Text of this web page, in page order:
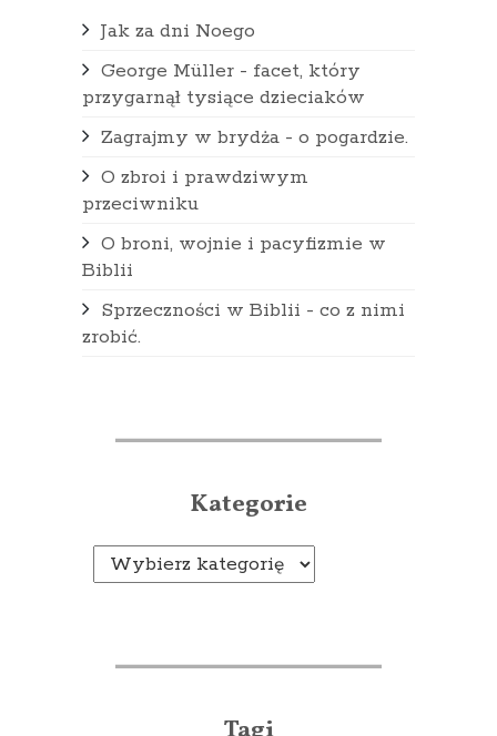
Jak za dni Noego
George Müller - facet, który
przygarnął tysiące dzieciaków
Zagrajmy w brydża - o pogardzie.
O zbroi i prawdziwym
przeciwniku
O broni, wojnie i pacyfizmie w
Biblii
Sprzeczności w Biblii - co z nimi
zrobić.
Kategorie
Kategorie